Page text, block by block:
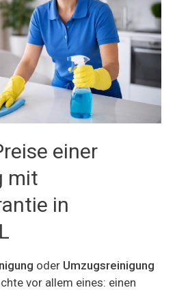
einer
mit
in
oder Umzugsreinigung
vor allem eines: einen